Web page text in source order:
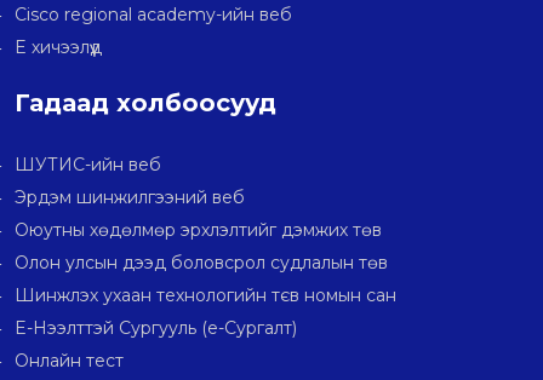
Cisco regional academy-ийн веб
E хичээлүүд
Гадаад холбоосууд
ШУТИС-ийн веб
Эрдэм шинжилгээний веб
Оюутны хөдөлмөр эрхлэлтийг дэмжих төв
Олон улсын дээд боловсрол судлалын төв
Шинжлэх ухаан технологийн тєв номын сан
E-Нээлттэй Сургууль (e-Сургалт)
Онлайн тест